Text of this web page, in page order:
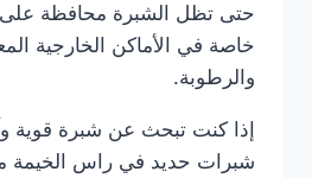
حتى تظل الشبرة محافظة على
خاصة في الأماكن الخارجية
والرطوبة.
إذا كنت تبحث عن شبرة قوية
شبرات حديد في راس الخيمة